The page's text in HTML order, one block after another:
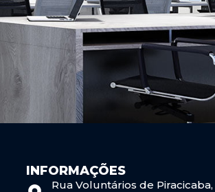
INFORMAÇÕES
Rua Voluntários de Piracicaba,